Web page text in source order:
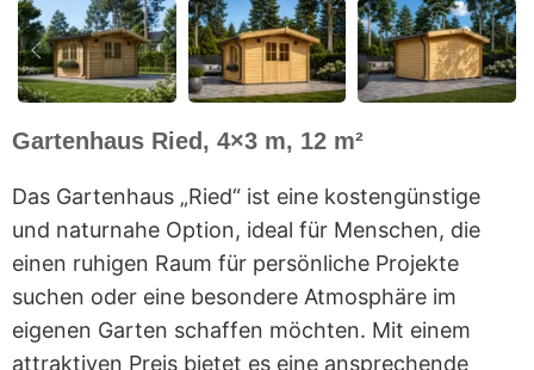
Gartenhaus Ried, 4×3 m, 12 m²
Das Gartenhaus „Ried“ ist eine kostengünstige
und naturnahe Option, ideal für Menschen, die
einen ruhigen Raum für persönliche Projekte
suchen oder eine besondere Atmosphäre im
eigenen Garten schaffen möchten. Mit einem
attraktiven Preis bietet es eine ansprechende